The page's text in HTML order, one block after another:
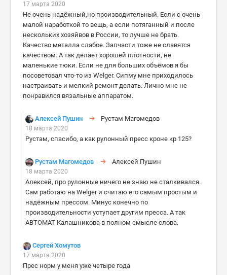
17 марта 2020
Не очень надёжный,но производительный. Если с очень
малой наработкой то вещь, а если потяганный и после
нескольких хозяйвов в России, то лучше не брать.
Качество металла слабое. Запчасти тоже не славятся
качеством. А так делает хорошей плотности, не
маленькие тюки. Если не для больших объёмов я бы
посоветовал что-то из Welger. Сипму мне приходилось
настраивать и мелкий ремонт делать. Лично мне не
понравился вязальные аппаратом.
Алексей Пушин Рустам Магомедов
18 марта 2020
Рустам, спасибо, а как рулонный пресс кроне кр 125?
Рустам Магомедов Алексей Пушин
18 марта 2020
Алексей, про рулонные ничего не знаю не сталкивался.
Сам работаю на Welger и считаю его самым простым и
надёжным прессом. Минус конечно по
производительности уступает другим пресса. А так
АВТОМАТ Калашникова в полном смысле слова.
Сергей Хомутов
17 марта 2020
Прес норм у меня уже четыре года